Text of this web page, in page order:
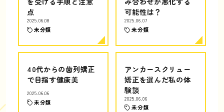
点
2025.06.08
未分類
可能性は？
2025.06.07
未分類
40代からの歯列矯正
で目指す健康美
2025.06.06
未分類
アンカースクリュー
矯正を選んだ私の体
験談
2025.06.06
未分類